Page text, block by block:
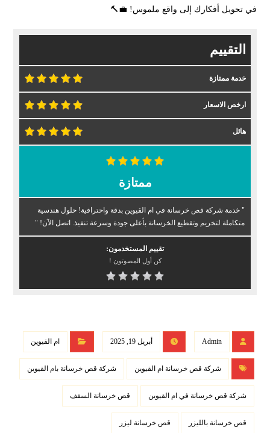
في تحويل أفكارك إلى واقع ملموس! 💼🔨
التقييم
خدمة ممتازة
ارخص الاسعار
هائل
ممتازة
" خدمة شركة قص خرسانة في ام القيوين بدقة واحترافية! حلول هندسية
متكاملة لتخريم وتقطيع الخرسانة بأعلى جودة وسرعة تنفيذ. اتصل الآن! "
تقييم المستخدمون:
كن أول المصوتون !
Admin أبريل 19, 2025 ام القيوين
شركة قص خرسانة ام القيوين شركة قص خرسانة بام القيوين
شركة قص خرسانة في ام القيوين قص خرسانة السقف
قص خرسانة بالليزر قص خرسانة ليزر